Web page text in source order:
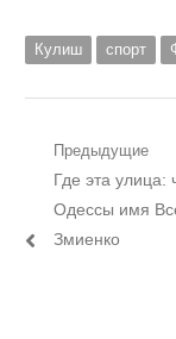
Кулиш спорт
Навигация
по
записям
Предыдущие
Предыдущий
пост:
Где эта улица:
Одессы имя
Змиенко